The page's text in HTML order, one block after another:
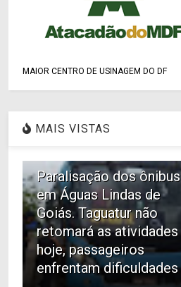
MAIOR CENTRO DE USINAGEM DO DF
MAIS VISTAS
Paralisação dos ônibus
em Águas Lindas de
Goiás. Taguatur não
retomará as atividades
hoje, passageiros
enfrentam dificuldades